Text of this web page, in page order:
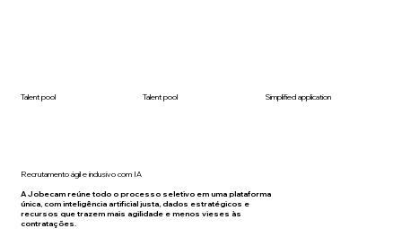
Talent pool Talent pool Simplified application
Recrutamento ágil e inclusivo com IA
A Jobecam reúne todo o processo seletivo em uma plataforma
única, com inteligência artificial justa, dados estratégicos e
recursos que trazem mais agilidade e menos vieses às
contratações.